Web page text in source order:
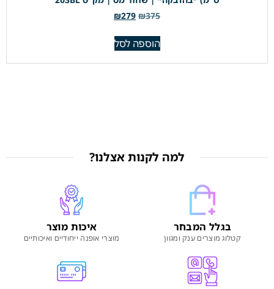
₪375
₪279
הוספה לסל
למה לקנות אצלנו?
בגלל המבחר
קטלוג מוצרים ענק ומגוון
איכות מוצר
מוצרי אופנה ייחודיים ואיכותיים